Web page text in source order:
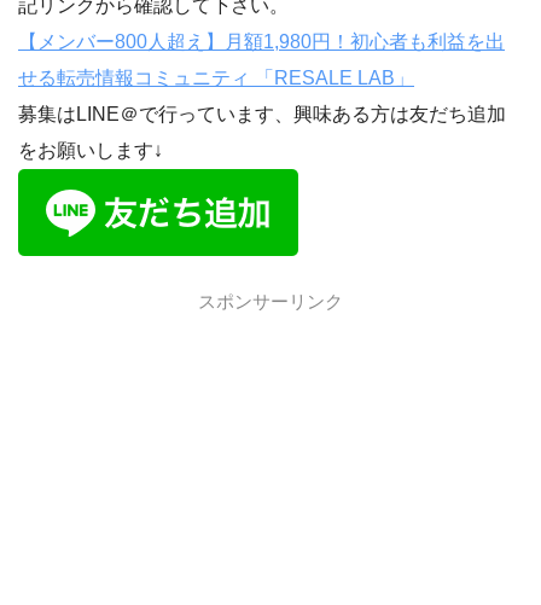
記リンクから確認して下さい。
【メンバー800人超え】月額1,980円！初心者も利益を出
せる転売情報コミュニティ 「RESALE LAB」
募集はLINE＠で行っています、興味ある方は友だち追加
をお願いします↓
スポンサーリンク